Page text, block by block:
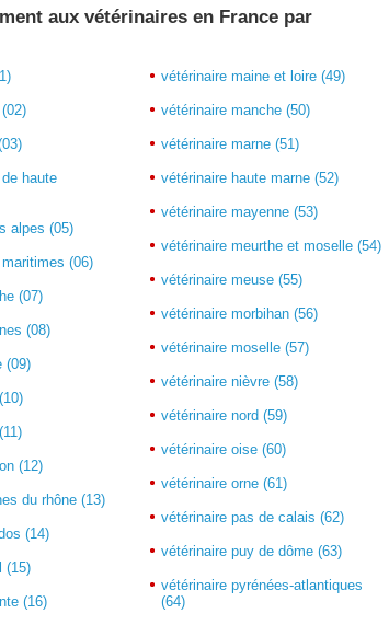
aux vétérinaires en France par
haute
alpes (05)
(06)
(07)
(08)
(09)
(12)
du rhône (13)
(14)
(15)
(16)
vétérinaire maine et loire (49)
vétérinaire manche (50)
vétérinaire marne (51)
vétérinaire haute marne (52)
vétérinaire mayenne (53)
vétérinaire meurthe et moselle (54)
vétérinaire meuse (55)
vétérinaire morbihan (56)
vétérinaire moselle (57)
vétérinaire nièvre (58)
vétérinaire nord (59)
vétérinaire oise (60)
vétérinaire orne (61)
vétérinaire pas de calais (62)
vétérinaire puy de dôme (63)
vétérinaire pyrénées-atlantiques
(64)